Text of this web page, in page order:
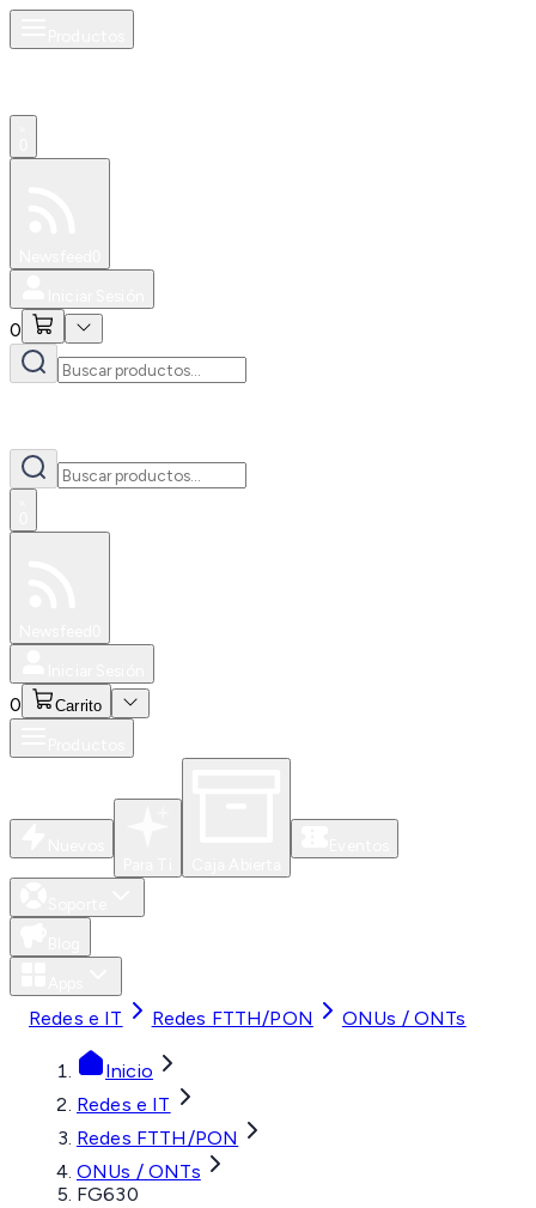
0
0 Carrito
Redes e IT Redes FTTH/PON ONUs / ONTs
Inicio
Redes e IT
Redes FTTH/PON
ONUs / ONTs
FG630